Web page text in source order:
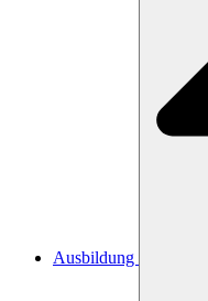
Ausbildung